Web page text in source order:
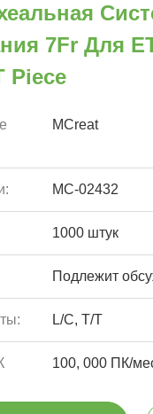
7Fr Для
Piece
MCreat
MC-02432
1000 штук
Подлежит
L/C, T/T
100, 000 ПК/